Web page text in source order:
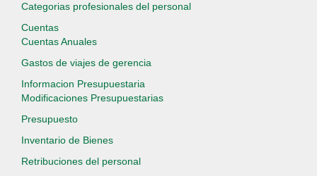
Categorias profesionales del personal
Cuentas
Cuentas Anuales
Gastos de viajes de gerencia
Informacion Presupuestaria
Modificaciones Presupuestarias
Presupuesto
Inventario de Bienes
Retribuciones del personal